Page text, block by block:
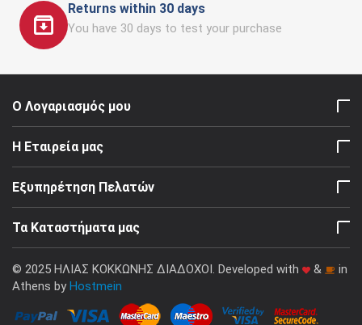
Returns within 30 days
You have 30 days to test your purchase
Ο Λογαριασμός μου
Η Εταιρεία μας
Εξυπηρέτηση Πελατών
Τα Καταστήματα μας
© 2025 ΗΛΙΑΣ ΚΟΚΚΩΝΗΣ ΔΙΑΔΟΧΟΙ. Developed with &
in
Athens by Hostmein